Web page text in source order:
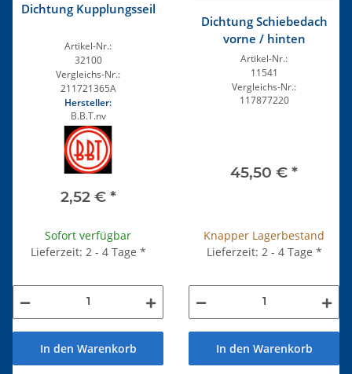
Dichtung Kupplungsseil
Artikel-Nr.:
32100
Vergleichs-Nr.:
211721365A
Hersteller:
B.B.T.nv
2,52 € *
Sofort verfügbar
Lieferzeit: 2 - 4 Tage *
In den Warenkorb
Dichtung Schiebedach
vorne / hinten
Artikel-Nr.:
11541
Vergleichs-Nr.:
117877220
45,50 € *
Knapper Lagerbestand
Lieferzeit: 2 - 4 Tage *
In den Warenkorb